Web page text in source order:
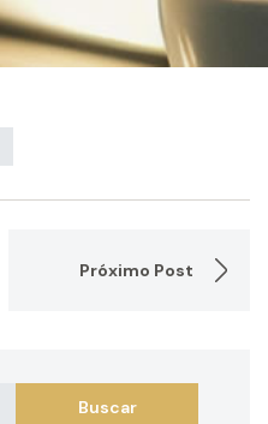
Próximo Post